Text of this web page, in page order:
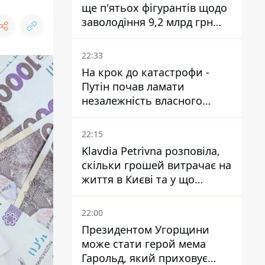
ще п'ятьох фігурантів щодо
заволодіння 9,2 млрд грн
ПриватБанку скерували до
суду
22:33
На крок до катастрофи -
Путін почав ламати
незалежність власного
Центробанку, змусивши
знизити базову ставку
22:15
Klavdia Petrivna розповіла,
скільки грошей витрачає на
життя в Києві та у що
вкладає мільйони
22:00
Президентом Угорщини
може стати герой мема
Гарольд, який приховує